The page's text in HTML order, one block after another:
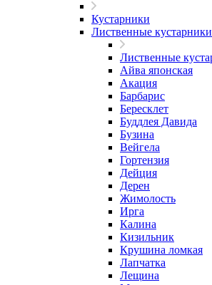
Кустарники
Лиственные кустарники
Лиственные
Айва японская
Акация
Барбарис
Бересклет
Буддлея Давида
Бузина
Вейгела
Гортензия
Дейция
Дерен
Жимолость
Ирга
Калина
Кизильник
Крушина ломкая
Лапчатка
Лещина